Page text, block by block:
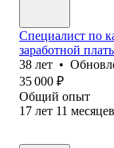
Специалист по
заработной
38 лет •
35 000 ₽
Общий опыт
17 лет 11 месяцев